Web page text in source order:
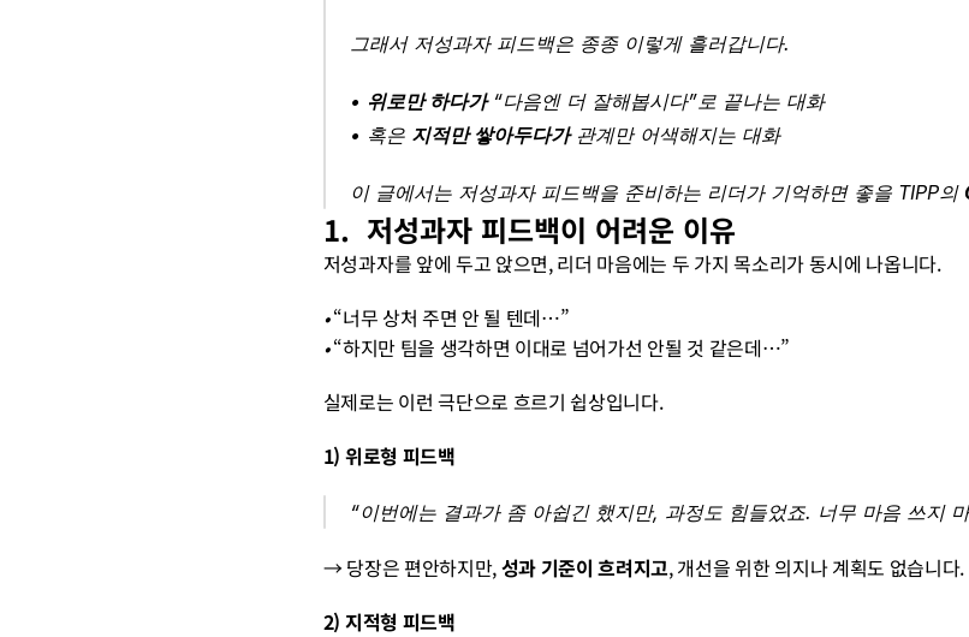
그래서 저성과자 피드백은 종종 이렇게 흘러갑니다.
• 위로만 하다가 “다음엔 더 잘해봅시다”로 끝나는 대화
• 혹은 지적만 쌓아두다가 관계만 어색해지는 대화
이 글에서는 저성과자 피드백을 준비하는 리더가 기억하면 좋을 TIPP의
1.  저성과자 피드백이 어려운 이유
저성과자를 앞에 두고 앉으면, 리더 마음에는 두 가지 목소리가 동시에 나옵니다.
• “너무 상처 주면 안 될 텐데…”
• “하지만 팀을 생각하면 이대로 넘어가선 안될 것 같은데…”
실제로는 이런 극단으로 흐르기 쉽상입니다.
1) 위로형 피드백
“이번에는 결과가 좀 아쉽긴 했지만, 과정도 힘들었죠. 너무 마음 쓰지
→ 당장은 편안하지만, 성과 기준이 흐려지고, 개선을 위한 의지나 계획도 없습니다.
2) 지적형 피드백